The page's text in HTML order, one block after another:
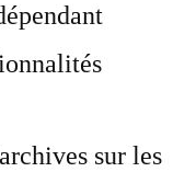
sur les